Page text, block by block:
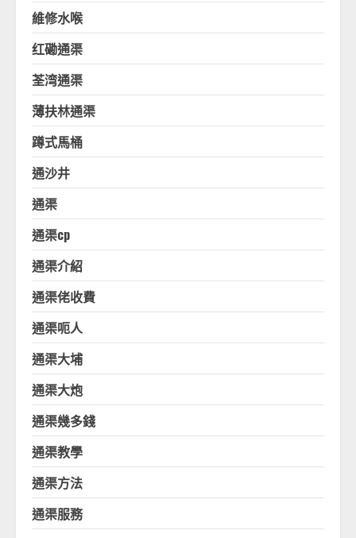
維修水喉
红磡通渠
荃湾通渠
薄扶林通渠
蹲式馬桶
通沙井
通渠
通渠cp
通渠介紹
通渠佬收費
通渠呃人
通渠大埔
通渠大炮
通渠幾多錢
通渠教學
通渠方法
通渠服務